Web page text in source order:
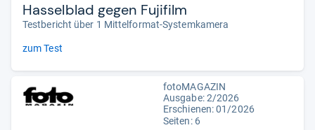
Hasselblad gegen Fujifilm
Testbericht über 1 Mittelformat-Systemkamera
zum Test
fotoMAGAZIN
Ausgabe: 2/2026
Erschienen: 01/2026
Seiten: 6